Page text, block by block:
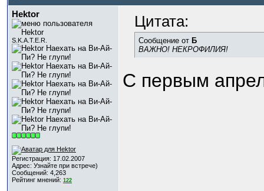
Hektor
S.K.A.T.E.R.
Регистрация: 17.02.2007
Адрес: Узнайте при встрече)
Сообщений: 4,263
Рейтинг мнений: 122
Цитата:
Сообщение от Б
ВАЖНО! НЕКРОФИЛИЯ!
С первым